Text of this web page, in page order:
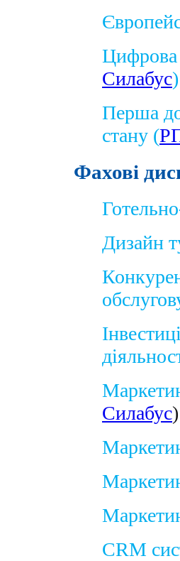
Цифрова
Силабус)
Перша
стану (
Фахові
Дизайн
Силабус)
CRM